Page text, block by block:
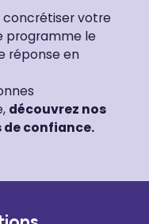
votre
programme le
réponse en
découvrez nos
confiance.